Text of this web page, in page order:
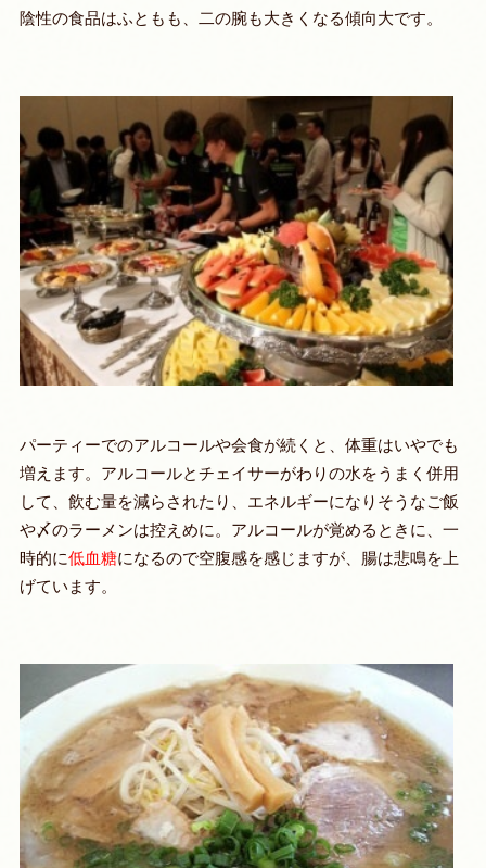
陰性の食品はふともも、二の腕も大きくなる傾向大です。
パーティーでのアルコールや会食が続くと、体重はいやでも
増えます。アルコールとチェイサーがわりの水をうまく併用
して、飲む量を減らされたり、エネルギーになりそうなご飯
や〆のラーメンは控えめに。アルコールが覚めるときに、一
時的に低血糖になるので空腹感を感じますが、腸は悲鳴を上
げています。